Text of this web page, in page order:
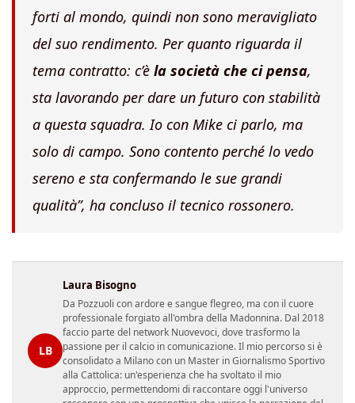
forti al mondo, quindi non sono meravigliato
del suo rendimento. Per quanto riguarda il
tema contratto: c’è la società che ci pensa,
sta lavorando per dare un futuro con stabilità
a questa squadra. Io con Mike ci parlo, ma
solo di campo. Sono contento perché lo vedo
sereno e sta confermando le sue grandi
qualità”, ha concluso il tecnico rossonero.
LB
Laura Bisogno
Da Pozzuoli con ardore e sangue flegreo, ma con il cuore
professionale forgiato all'ombra della Madonnina. Dal 2018
faccio parte del network Nuovevoci, dove trasformo la
passione per il calcio in comunicazione. Il mio percorso si è
consolidato a Milano con un Master in Giornalismo Sportivo
alla Cattolica: un'esperienza che ha svoltato il mio
approccio, permettendomi di raccontare oggi l'universo